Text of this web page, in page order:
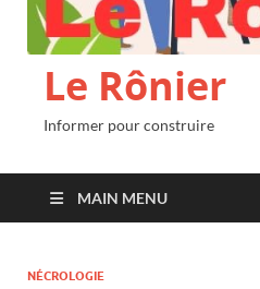
Le Rônier
Informer pour construire
MAIN MENU
NÉCROLOGIE